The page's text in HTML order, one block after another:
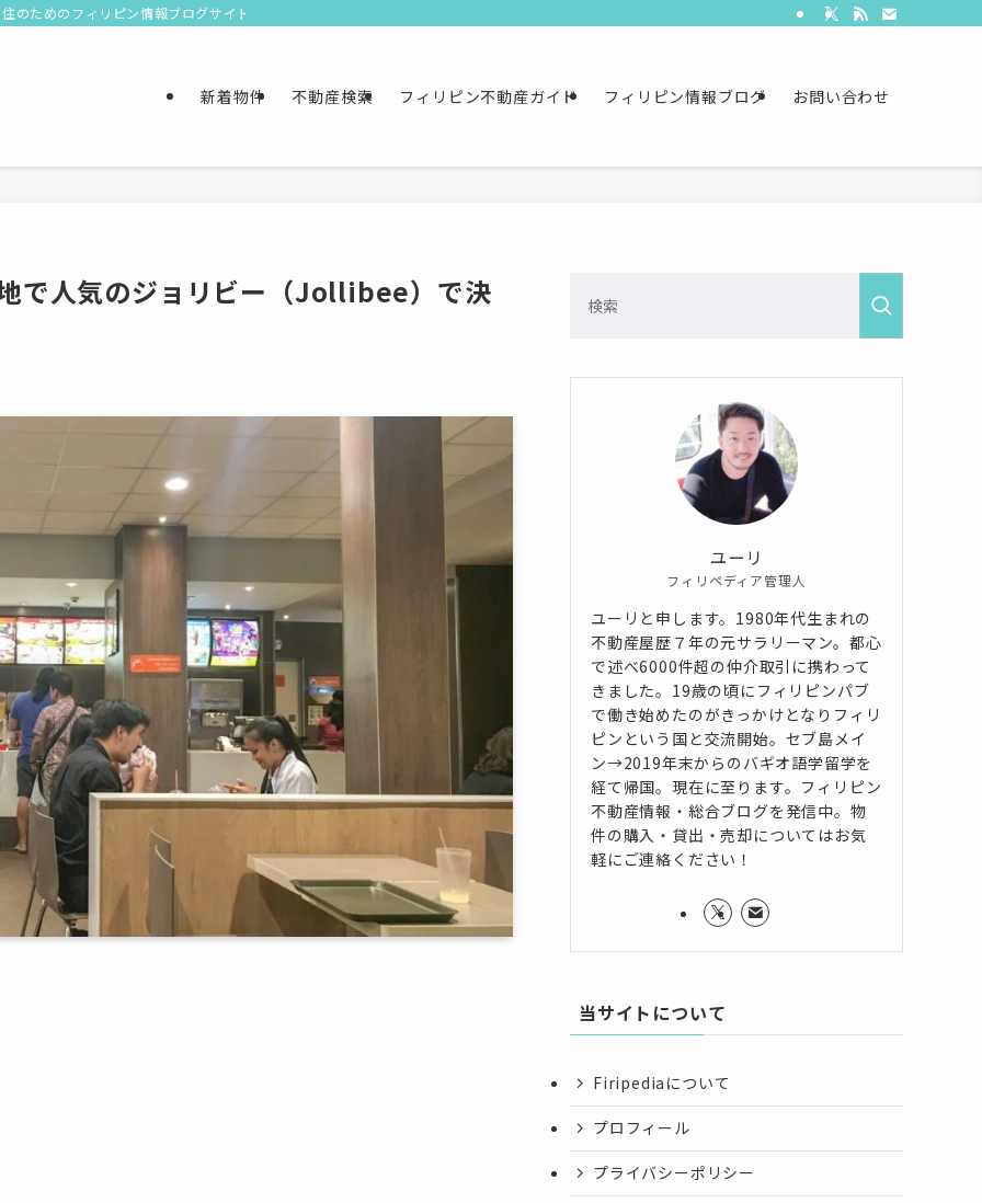
のためのフィリピン情報ブログサイト
新着物件 不動産検索 フィリピン不動産ガイド フィリピン情報ブログ お問い合わせ
で人気のジョリビー（Jollibee）で決
ユーリ
フィリペディア管理人
ユーリと申します。1980年代生まれの
不動産屋歴７年の元サラリーマン。都心
で述べ6000件超の仲介取引に携わって
きました。19歳の頃にフィリピンパブ
で働き始めたのがきっかけとなりフィリ
ピンという国と交流開始。セブ島メイ
ン→2019年末からのバギオ語学留学を
経て帰国。現在に至ります。フィリピン
不動産情報・総合ブログを発信中。物
件の購入・貸出・売却についてはお気
軽にご連絡ください！
当サイトについて
Firipediaについて
プロフィール
プライバシーポリシー